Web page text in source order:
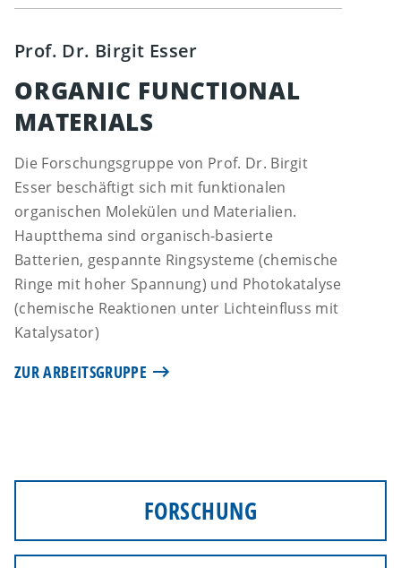
Prof. Dr. Birgit Esser
ORGANIC FUNCTIONAL
MATERIALS
Die Forschungsgruppe von Prof. Dr. Birgit
Esser beschäftigt sich mit funktionalen
organischen Molekülen und Materialien.
Hauptthema sind organisch-basierte
Batterien, gespannte Ringsysteme (chemische
Ringe mit hoher Spannung) und Photokatalyse
(chemische Reaktionen unter Lichteinfluss mit
Katalysator)
ZUR ARBEITSGRUPPE
FORSCHUNG